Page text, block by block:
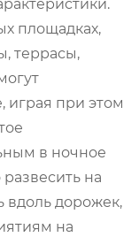
площадках,
террасы,
играя при этом
в ночное
на
вдоль дорожек,
на